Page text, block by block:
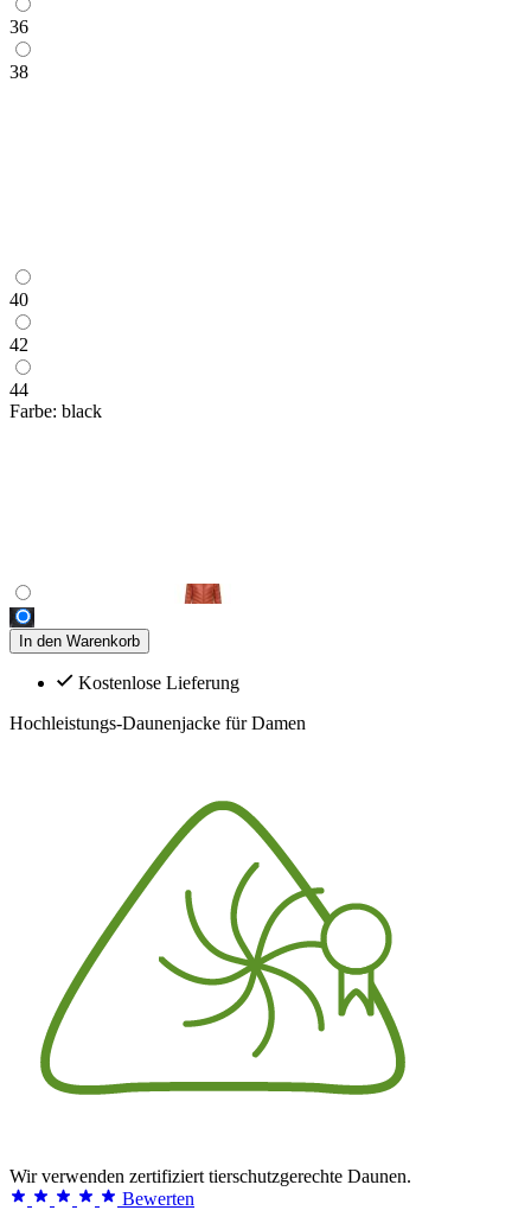
36
38
40
42
44
Farbe: black
In den Warenkorb
Kostenlose Lieferung
Hochleistungs-Daunenjacke für Damen
Wir verwenden zertifiziert tierschutzgerechte Daunen.
Bewerten